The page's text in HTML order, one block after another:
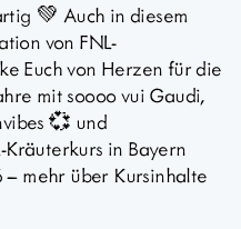
💚 Auch in diesem
von FNL-
Euch von Herzen für die
mit soooo vui Gaudi,
💞 und
in Bayern
mehr über Kursinhalte